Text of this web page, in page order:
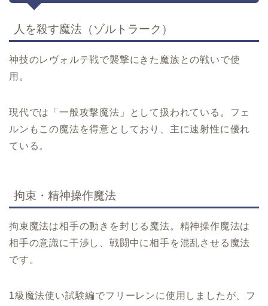
人を殺す魔法（ゾルトラーク）
神技のレヴォルテ戦で襲撃にきた魔族との戦いで使
用。
現代では「一般攻撃魔法」として扱われている。フェ
ルンもこの魔法を得意としており、主に速射性に優れ
ている。
拘束・精神操作魔法
拘束魔法は相手の動きを封じる魔法。精神操作魔法は
相手の意識に干渉し、戦闘中に相手を混乱させる魔法
です。
1級魔法使い試験編でフリーレンに使用しましたが、フ